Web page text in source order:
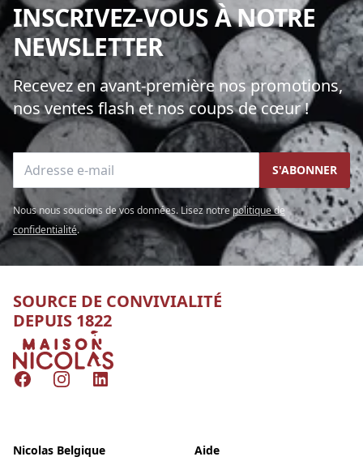
INSCRIVEZ-VOUS À NOTRE
NEWSLETTER
Recevez en avant-première nos promotions,
nos ventes flash et nos coups de cœur !
Adresse e-mail S'ABONNER
Nous nous soucions de vos données. Lisez notre politique de
confidentialité.
SOURCE DE CONVIVIALITÉ
DEPUIS 1822
Nicolas
FacebookInstagramLinkedIn
Nicolas Belgique Aide